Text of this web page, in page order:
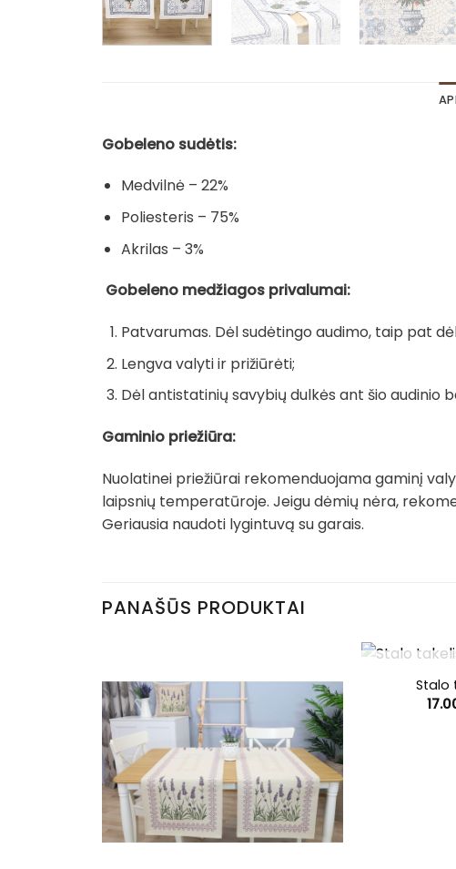
Gobeleno sudėtis:
Medvilnė – 22%
Poliesteris – 75%
Akrilas – 3%
Gobeleno medžiagos privalumai:
Patvarumas. Dėl sudėtingo audimo, taip pat
Lengva valyti ir prižiūrėti;
Dėl antistatinių savybių dulkės ant šio audinio
Gaminio priežiūra:
Nuolatinei priežiūrai rekomenduojama gaminį
laipsnių temperatūroje. Jeigu dėmių nėra,
Geriausia naudoti lygintuvą su garais.
PANAŠŪS PRODUKTAI
Stalo